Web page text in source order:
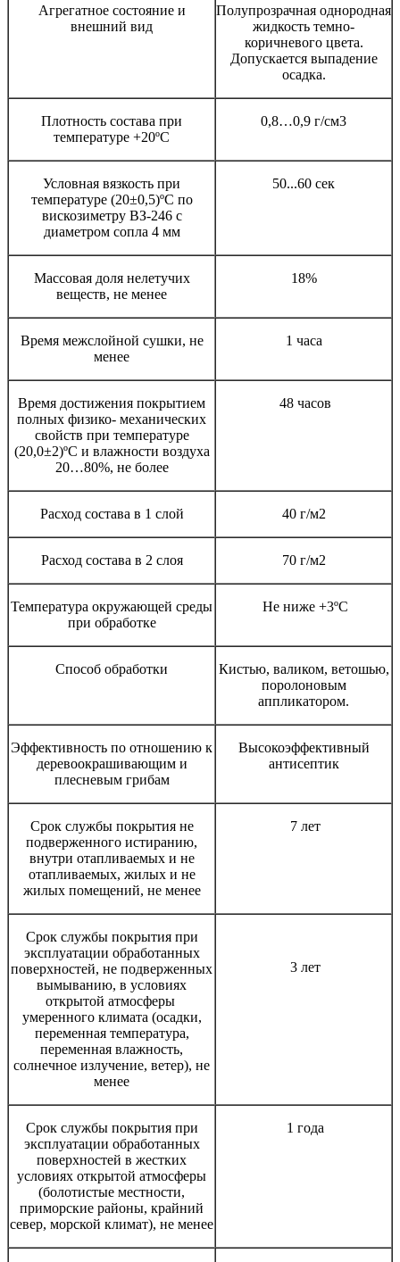
Агрегатное состояние и
внешний вид
Полупрозрачная однородная
жидкость темно-
коричневого цвета.
Допускается выпадение
осадка.
Плотность состава при
температуре +20ºС
0,8…0,9 г/см3
Условная вязкость при
температуре (20±0,5)ºC по
вискозиметру ВЗ-246 с
диаметром сопла 4 мм
50...60 сек
Массовая доля нелетучих
веществ, не менее
18%
Время межслойной сушки, не
менее
1 часа
Время достижения покрытием
полных физико- механических
свойств при температуре
(20,0±2)ºС и влажности воздуха
20…80%, не более
48 часов
Расход состава в 1 слой 40 г/м2
Расход состава в 2 слоя 70 г/м2
Температура окружающей среды
при обработке
Не ниже +3ºС
Способ обработки
Кистью, валиком, ветошью,
поролоновым
аппликатором.
Эффективность по отношению к
деревоокрашивающим и
плесневым грибам
Высокоэффективный
антисептик
Срок службы покрытия не
подверженного истиранию,
внутри отапливаемых и не
отапливаемых, жилых и не
жилых помещений, не менее
7 лет
Срок службы покрытия при
эксплуатации обработанных
поверхностей, не подверженных
вымыванию, в условиях
открытой атмосферы
умеренного климата (осадки,
переменная температура,
переменная влажность,
солнечное излучение, ветер), не
менее
3 лет
Срок службы покрытия при
эксплуатации обработанных
поверхностей в жестких
условиях открытой атмосферы
(болотистые местности,
приморские районы, крайний
север, морской климат), не менее
1 года